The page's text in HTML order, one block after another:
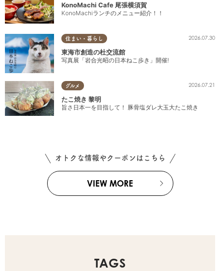
KonoMachi Cafe 尾張横須賀
KonoMachiランチのメニュー紹介！！
住まい・暮らし 2026.07.30
東海市創造の杜交流館
写真展「岩合光昭の日本ねこ歩き」開催!
グルメ 2026.07.21
たこ焼き 黎明
旨さ日本一を目指して！ 豚骨塩ダレ大玉大たこ焼き
オトクな情報やクーポンはこちら
VIEW MORE
TAGS